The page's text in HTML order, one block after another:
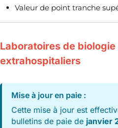
Valeur de point tranche
Laboratoires de
extrahospitaliers
Mise à jour en paie :
Cette mise à jour est
bulletins de paie de janvier